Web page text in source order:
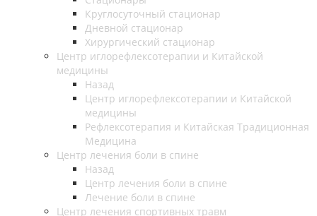
Круглосуточный стационар
Дневной стационар
Хирургический стационар
Центр иглорефлексотерапии и Китайской
медицины
Назад
Центр иглорефлексотерапии и Китайской
медицины
Рефлексотерапия и Китайская Традиционная
Медицина
Центр лечения боли в спине
Назад
Центр лечения боли в спине
Лечение боли в спине
Центр лечения спортивных травм